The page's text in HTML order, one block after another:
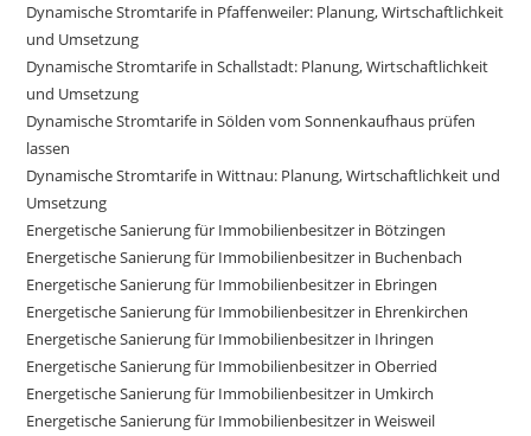
Dynamische Stromtarife in Pfaffenweiler: Planung, Wirtschaftlichkeit
und Umsetzung
Dynamische Stromtarife in Schallstadt: Planung, Wirtschaftlichkeit
und Umsetzung
Dynamische Stromtarife in Sölden vom Sonnenkaufhaus prüfen
lassen
Dynamische Stromtarife in Wittnau: Planung, Wirtschaftlichkeit und
Umsetzung
Energetische Sanierung für Immobilienbesitzer in Bötzingen
Energetische Sanierung für Immobilienbesitzer in Buchenbach
Energetische Sanierung für Immobilienbesitzer in Ebringen
Energetische Sanierung für Immobilienbesitzer in Ehrenkirchen
Energetische Sanierung für Immobilienbesitzer in Ihringen
Energetische Sanierung für Immobilienbesitzer in Oberried
Energetische Sanierung für Immobilienbesitzer in Umkirch
Energetische Sanierung für Immobilienbesitzer in Weisweil